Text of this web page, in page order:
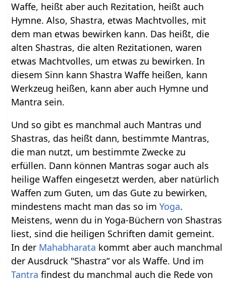
Waffe, heißt aber auch Rezitation, heißt auch
Hymne. Also, Shastra, etwas Machtvolles, mit
dem man etwas bewirken kann. Das heißt, die
alten Shastras, die alten Rezitationen, waren
etwas Machtvolles, um etwas zu bewirken. In
diesem Sinn kann Shastra Waffe heißen, kann
Werkzeug heißen, kann aber auch Hymne und
Mantra sein.
Und so gibt es manchmal auch Mantras und
Shastras, das heißt dann, bestimmte Mantras,
die man nutzt, um bestimmte Zwecke zu
erfüllen. Dann können Mantras sogar auch als
heilige Waffen eingesetzt werden, aber natürlich
Waffen zum Guten, um das Gute zu bewirken,
mindestens macht man das so imYoga.
Meistens, wenn du in Yoga-Büchern von Shastras
liest, sind die heiligen Schriften damit gemeint.
In der Mahabharata kommt aber auch manchmal
der Ausdruck "Shastra“ vor als Waffe. Und im
Tantra findest du manchmal auch die Rede von